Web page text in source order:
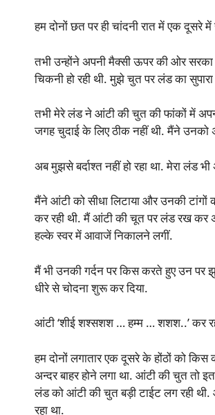
हम दोनों छत पर ही चांदनी रात में एक दूसरे
तभी उन्होंने अपनी मैक्सी ऊपर की ओर
चिकनी हो रही थी. मुझे चुत पर लंड का
तभी मेरे लंड ने आंटी की चुत की फांकों में
जगह चुदाई के लिए ठीक नहीं थी. मैंने
अब मुझसे बर्दाश्त नहीं हो रहा था. मेरा लंड
मैंने आंटी को सीधा लिटाया और उनकी
कर रही थी. मैं आंटी की चूत पर लंड रख कर
हल्के स्वर में आवाजें निकालने लगीं.
मैं भी उनकी गर्दन पर किस करते हुए उन
धीरे से चोदना शुरू कर दिया.
आंटी ‘शीई शश्सशश … हम्म … शशश..’ कर
हम दोनों लगातार एक दूसरे के होंठों को
अन्दर बाहर होने लगा था. आंटी की चुत तो
लंड को आंटी की चुत बड़ी टाईट लग रही थी.
रहा था.